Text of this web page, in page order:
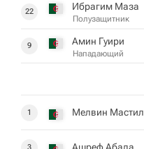
22 Ибрагим Маза
Полузащитник
9 Амин Гуири
Нападающий
1 Мелвин Мастил
3